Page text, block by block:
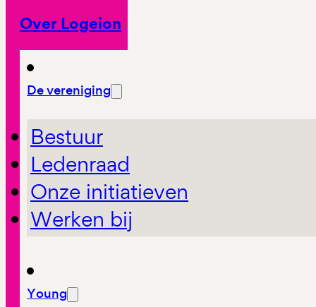
Over Logeion
De vereniging
Bestuur
Ledenraad
Onze initiatieven
Werken bij
Young